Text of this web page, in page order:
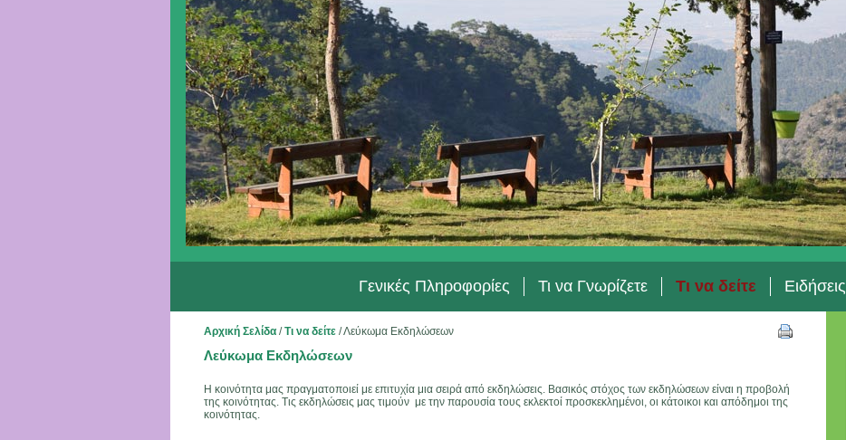
Γενικές Πληροφορίες Τι να Γνωρίζετε Τι να δείτε Ειδήσεις
Αρχική Σελίδα/Τι να δείτε/Λεύκωμα Εκδηλώσεων
Λεύκωμα Εκδηλώσεων
Η κοινότητα μας πραγματοποιεί με επιτυχία μια σειρά από εκδηλώσεις. Βασικός στόχος των εκδηλώσεων είναι η προβολή
της κοινότητας. Τις εκδηλώσεις μας τιμούν με την παρουσία τους εκλεκτοί προσκεκλημένοι, οι κάτοικοι και απόδημοι της
κοινότητας.